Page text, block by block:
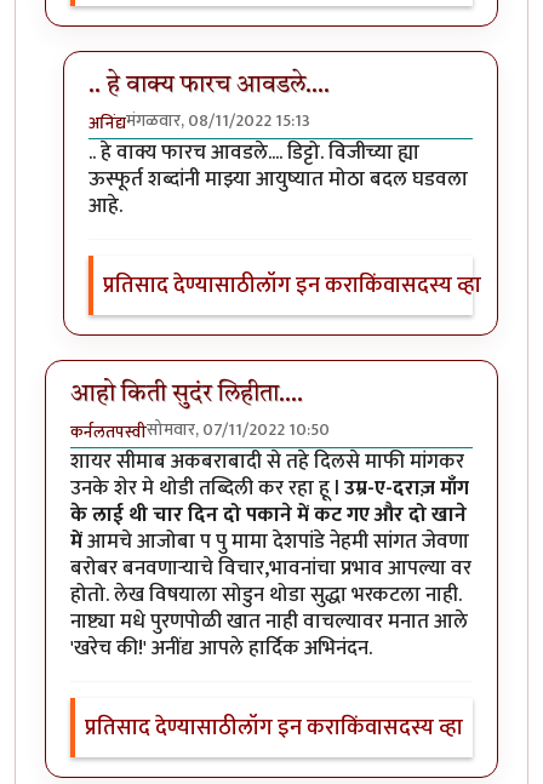
.. हे वाक्य फारच आवडले....
अनिंद्यमंगळवार, 08/11/2022 15:13
In reply toफूड इज द ओन्ली थिंग व्हिच यू विल से इज
.. हे वाक्य फारच आवडले.... डिट्टो. विजीच्या ह्या
ऊस्फूर्त शब्दांनी माझ्या आयुष्यात मोठा बदल घडवला
आहे.
प्रतिसाद देण्यासाठीलॉग इन कराकिंवासदस्य व्हा
आहो किती सुदंर लिहीता....
कर्नलतपस्वीसोमवार, 07/11/2022 10:50
शायर सीमाब अकबराबादी से तहे दिलसे माफी मांगकर
उनके शेर मे थोडी तब्दिली कर रहा हू lउम्र-ए-दराज़ माँग
के लाई थी चार दिन दो पकाने में कट गए और दो खाने
मेंआमचे आजोबा प पु मामा देशपांडे नेहमी सांगत जेवणा
बरोबर बनवणाऱ्याचे विचार,भावनांचा प्रभाव आपल्या वर
होतो. लेख विषयाला सोडुन थोडा सुद्धा भरकटला नाही.
नाष्ट्या मधे पुरणपोळी खात नाही वाचल्यावर मनात आले
'खरेच की!' अनींद्य आपले हार्दिक अभिनंदन.
प्रतिसाद देण्यासाठीलॉग इन कराकिंवासदस्य व्हा